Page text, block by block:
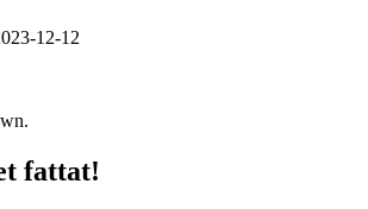
12-12
fattat!